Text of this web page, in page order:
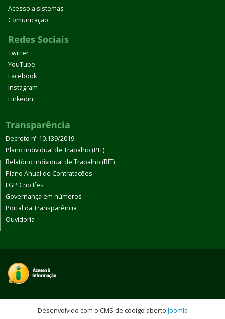
Acesso a sistemas
Comunicação
Redes Sociais
Twitter
YouTube
Facebook
Instagram
Linkedin
Transparência
Decreto nº 10.139/2019
Plano Individual de Trabalho (PIT)
Relatório Individual de Trabalho (RIT)
Plano Anual de Contratações
LGPD no Ifes
Governança em números
Portal da Transparência
Ouvidoria
Desenvolvido com o CMS de código aberto Joomla